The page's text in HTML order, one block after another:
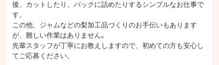
後、カットしたり、パックに詰めたりするシンプルなお仕事で
す。
この他、ジャムなどの梨加工品づくりのお手伝いもあります
が、難しい作業はありません｡
先輩スタッフが丁寧にお教えしますので、初めての方も安心し
てご応募ください。